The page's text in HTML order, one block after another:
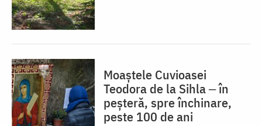
Moaștele Cuvioasei
Teodora de la Sihla ‒ în
peșteră, spre închinare,
peste 100 de ani